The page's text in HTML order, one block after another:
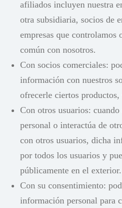
afiliados incluyen nuestra
otra subsidiaria, socios de
empresas que controlamos
común con nosotros.
Con socios comerciales:
información con nuestros
ofrecerle ciertos
Con otros usuarios:
personal o interactúa de
con otros usuarios, dicha
por todos los usuarios y
públicamente en el exterior.
Con su consentimiento:
información personal para